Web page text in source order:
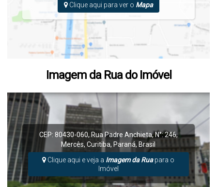
Clique aqui para ver o Mapa
Imagem da Rua do Imóvel
CEP: 80430-060,Rua Padre Anchieta,N°:246,
Mercês,Curitiba, Paraná, Brasil
Clique aqui e veja a Imagem da Ruapara o
Imóvel